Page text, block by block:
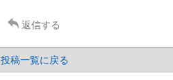
返信する
投稿一覧に戻る